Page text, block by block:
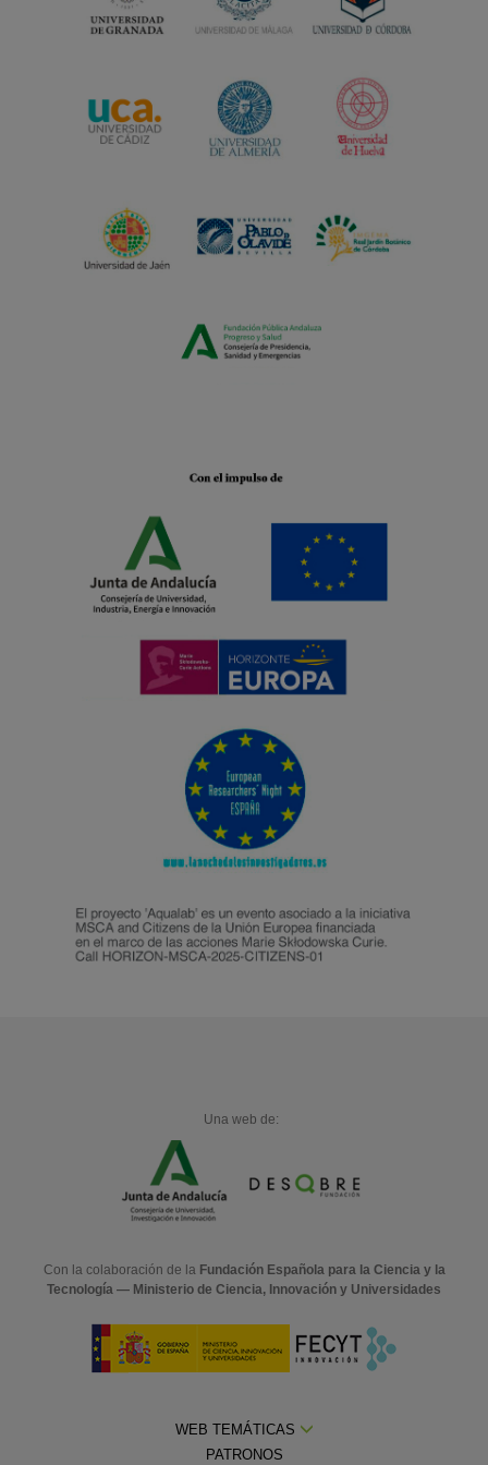
Una web de:
Con la colaboración de la Fundación Española para la Ciencia y la
Tecnología — Ministerio de Ciencia, Innovación y Universidades
WEB TEMÁTICAS
PATRONOS